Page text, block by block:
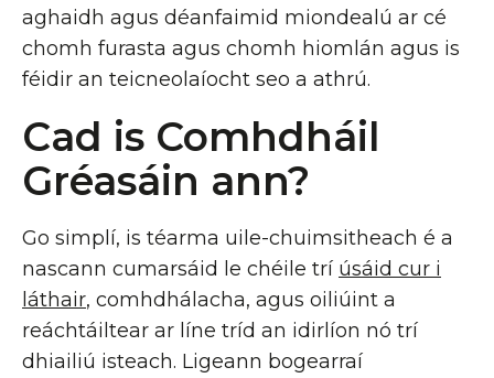
aghaidh agus déanfaimid miondealú ar cé
chomh furasta agus chomh hiomlán agus is
féidir an teicneolaíocht seo a athrú.
Cad is Comhdháil
Gréasáin ann?
Go simplí, is téarma uile-chuimsitheach é a
nascann cumarsáid le chéile trí úsáid cur i
láthair, comhdhálacha, agus oiliúint a
reáchtáiltear ar líne tríd an idirlíon nó trí
dhiailiú isteach. Ligeann bogearraí